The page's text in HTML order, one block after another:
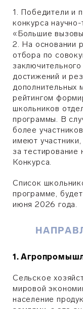
1. Победители и
конкурса
«Большие
2. На основании
отбора по
достижений и
дополнительных
рейтингом
школьников
программы. В
более
имеют
за тестирование
Конкурса.
Список
программе,
июня 2026 года.
1.
Сельское
мировой
население